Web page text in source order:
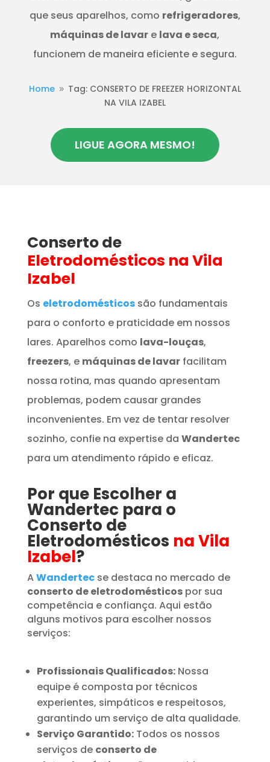
que seus aparelhos, como refrigeradores,
máquinas de lavar e lava e seca,
funcionem de maneira eficiente e segura.
Home 9 Tag: CONSERTO DE FREEZER HORIZONTAL
NA VILA IZABEL
LIGUE AGORA MESMO!
Conserto de
Eletrodomésticos na Vila
Izabel
Os eletrodomésticos são fundamentais
para o conforto e praticidade em nossos
lares. Aparelhos como lava-louças,
freezers, e máquinas de lavarfacilitam
nossa rotina, mas quando apresentam
problemas, podem causar grandes
inconvenientes. Em vez de tentar resolver
sozinho, confie na expertise da Wandertec
para um atendimento rápido e eficaz.
Por que Escolher a
Wandertec para o
Conserto de
Eletrodomésticos na Vila
Izabel?
AWandertecse destaca no mercado de
conserto de eletrodomésticospor sua
competência e confiança. Aqui estão
alguns motivos para escolher nossos
serviços:
Profissionais Qualificados:Nossa
equipe é composta por técnicos
experientes, simpáticos e respeitosos,
garantindo um serviço de alta qualidade.
Serviço Garantido:Todos os nossos
serviços de conserto de